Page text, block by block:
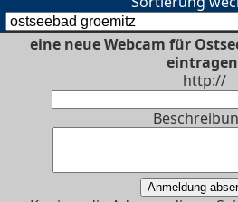
eine neue Webcam für
eintragen
http://